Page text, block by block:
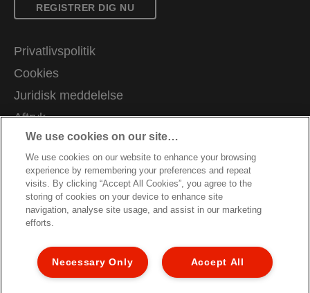
REGISTRER DIG NU
Privatlivspolitik
Cookies
Juridisk meddelelse
Aftryk
Administrer mine data
Kundesupport
Karrierer
Garantibetingelser
Overensstemmelseserklæringer
Vejledning om genbrug af emballage
Sitemap
We use cookies on our site…
We use cookies on our website to enhance your browsing
experience by remembering your preferences and repeat
visits. By clicking “Accept All Cookies”, you agree to the
storing of cookies on your device to enhance site
navigation, analyse site usage, and assist in our marketing
efforts.
Accept All
Necessary Only